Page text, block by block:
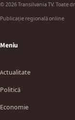
© 2026 Transilvania TV. Toate
Publicație regională online
Meniu
Actualitate
Politică
Economie